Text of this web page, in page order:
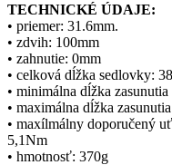
TECHNICKÉ ÚDAJE:
• priemer: 31.6mm.
• zdvih: 100mm
• zahnutie: 0mm
• celková dĺžka sedlovky:
• minimálna dĺžka
• maximálna dĺžka
• maxílmálny doporučený
5,1Nm
• hmotnosť: 370g